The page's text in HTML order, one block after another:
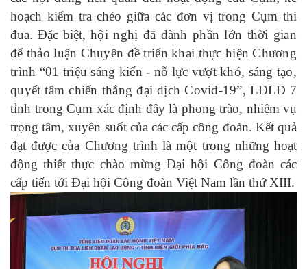
hoạch kiểm tra chéo giữa các đơn vị trong Cụm thi
đua. Đặc biệt,hội nghị đã dành phần lớn thời gian
để thảo luận Chuyên đề triển khai thực hiện Chương
trình “01 triệu sáng kiến - nỗ lực vượt khó, sáng tạo,
quyết tâm chiến thắng đại dịch Covid-19”,LĐLĐ 7
tỉnh trong Cụm xác định đây là phong trào, nhiệm vụ
trọng tâm, xuyên suốt của các cấp công đoàn. Kết quả
đạt được của Chương trình là một trong những hoạt
động thiết thực chào mừng Đại hội Công đoàn các
cấp tiến tới Đại hội Công đoàn Việt Nam lần thứ XIII.